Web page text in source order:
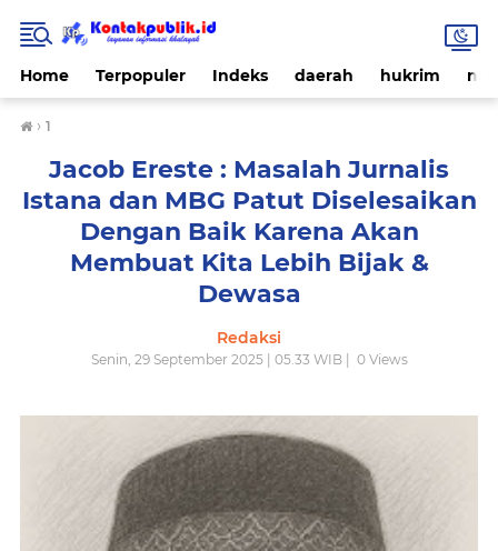
Home Terpopuler Indeks daerah hukrim
› 1
Jacob Ereste : Masalah Jurnalis
Istana dan MBG Patut Diselesaikan
Dengan Baik Karena Akan
Membuat Kita Lebih Bijak &
Dewasa
Redaksi
Senin, 29 September 2025 | 05.33 WIB | 0Views